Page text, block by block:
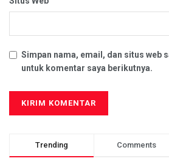
Simpan nama, email, dan situs web
untuk komentar saya berikutnya.
Trending Comments